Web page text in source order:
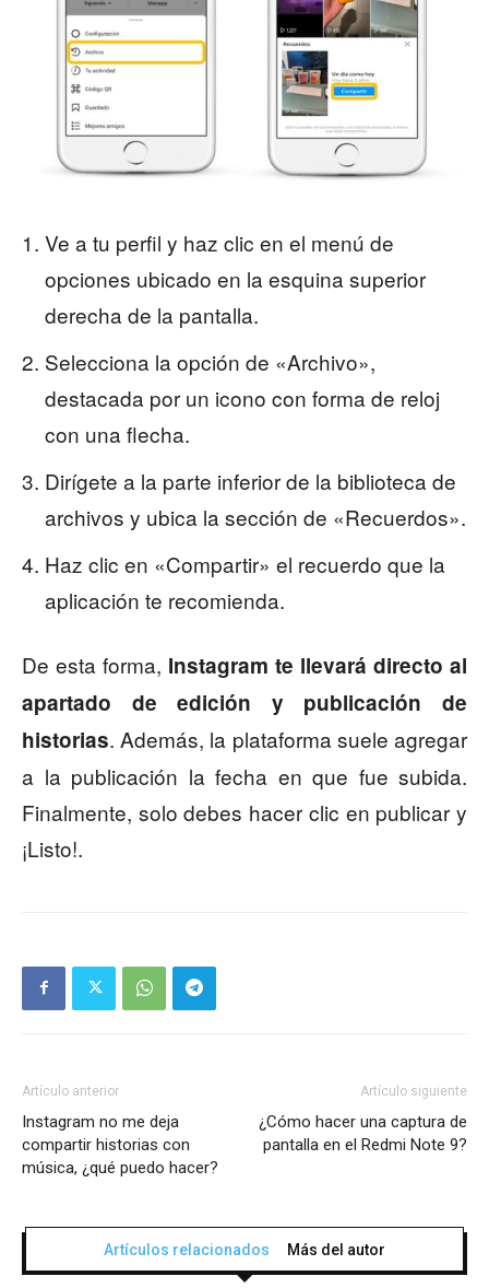
Ve a tu perfil y haz clic en el menú de
opciones ubicado en la esquina superior
derecha de la pantalla.
Selecciona la opción de «Archivo»,
destacada por un icono con forma de reloj
con una flecha.
Dirígete a la parte inferior de la biblioteca de
archivos y ubica la sección de «Recuerdos».
Haz clic en «Compartir» el recuerdo que la
aplicación te recomienda.
De esta forma, Instagram te llevará directo al
apartado de edición y publicación de
historias. Además, la plataforma suele agregar
a la publicación la fecha en que fue subida.
Finalmente, solo debes hacer clic en publicar y
¡Listo!.
Artículo anterior
Instagram no me deja
compartir historias con
música, ¿qué puedo hacer?
Artículo siguiente
¿Cómo hacer una captura de
pantalla en el Redmi Note 9?
Artículos relacionados Más del autor